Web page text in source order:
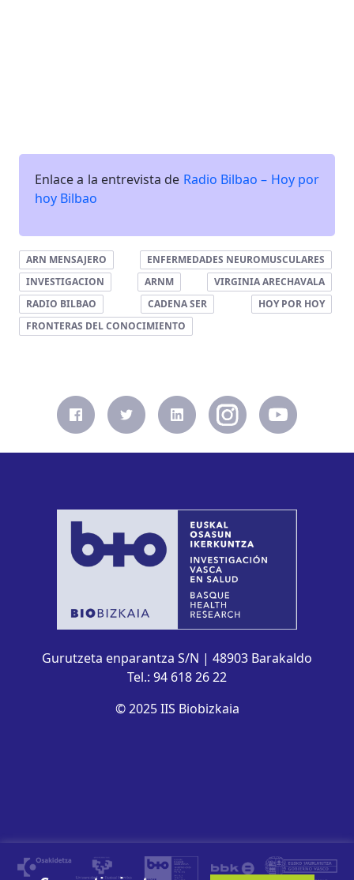
Enlace a la entrevista de Radio Bilbao – Hoy por
hoy Bilbao
ARN MENSAJERO
ENFERMEDADES NEUROMUSCULARES
INVESTIGACION
ARNM
VIRGINIA ARECHAVALA
RADIO BILBAO
CADENA SER
HOY POR HOY
FRONTERAS DEL CONOCIMIENTO
Gurutzeta enparantza S/N | 48903 Barakaldo
Tel.: 94 618 26 22
© 2025 IIS Biobizkaia